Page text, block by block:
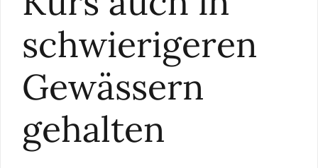
schwierigeren
Gewässern
gehalten